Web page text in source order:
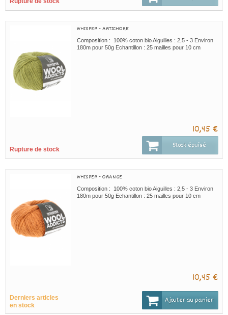
WHISPER - ARTICHOKE
Composition : 100% coton bio Aiguilles : 2,5 - 3 Environ
180m pour 50g Echantillon : 25 mailles pour 10 cm
10,45 €
Rupture de stock Stock épuisé
WHISPER - ORANGE
Composition : 100% coton bio Aiguilles : 2,5 - 3 Environ
180m pour 50g Echantillon : 25 mailles pour 10 cm
10,45 €
Derniers articles
en stock
Ajouter au panier